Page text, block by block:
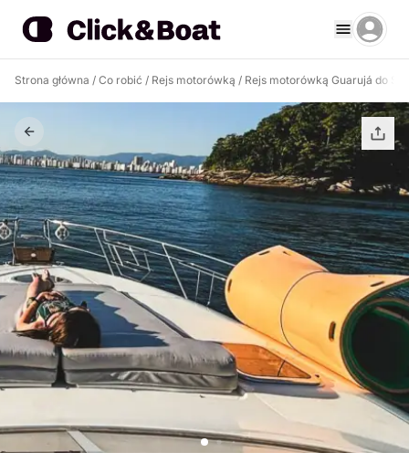
Strona główna / Co robić / Rejs motorówką / Rejs motorówką Guarujá do Sul